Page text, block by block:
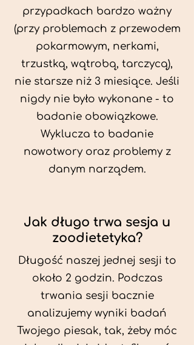
przypadkach bardzo ważny
(przy problemach z przewodem
pokarmowym, nerkami,
trzustką, wątrobą, tarczycą),
nie starsze niż 3 miesiące. Jeśli
nigdy nie było wykonane - to
badanie obowiązkowe.
Wyklucza to badanie
nowotwory oraz problemy z
danym narządem.
Jak długo trwa sesja u
zoodietetyka?
Długość naszej jednej sesji to
około 2 godzin. Podczas
trwania sesji bacznie
analizujemy wyniki badań
Twojego piesak, tak, żeby móc